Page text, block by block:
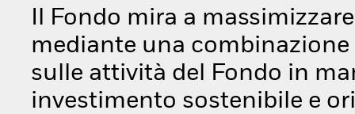
Il Fondo mira a
mediante una
sulle attività del Fondo in
investimento sostenibile e